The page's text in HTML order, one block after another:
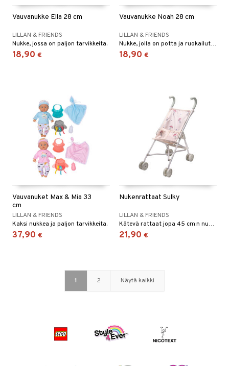
Vauvanukke Ella 28 cm
LILLAN & FRIENDS
Nukke, jossa on paljon tarvikkeita.
18,90 €
Vauvanukke Noah 28 cm
LILLAN & FRIENDS
Nukke, jolla on potta ja ruokailutarvikkeita.
18,90 €
Vauvanuket Max & Mia 33
cm
LILLAN & FRIENDS
Kaksi nukkea ja paljon tarvikkeita.
37,90 €
Nukenrattaat Sulky
LILLAN & FRIENDS
Kätevä rattaat jopa 45 cm:n nukeille.
21,90 €
1 2 Näytä kaikki